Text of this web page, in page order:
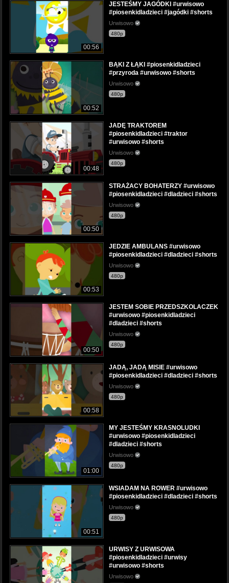
00:56
JESTEŚMY JAGÓDKI #urwisowo
#piosenkidladzieci #jagódki #shorts
Urwisowo
480p
00:52
BĄKI Z ŁĄKI #piosenkidladzieci
#przyroda #urwisowo #shorts
Urwisowo
480p
00:48
JADĘ TRAKTOREM
#piosenkidladzieci #traktor
#urwisowo #shorts
Urwisowo
480p
00:50
STRAŻACY BOHATERZY #urwisowo
#piosenkidladzieci #dladzieci #shorts
Urwisowo
480p
00:53
JEDZIE AMBULANS #urwisowo
#piosenkidladzieci #dladzieci #shorts
Urwisowo
480p
00:50
JESTEM SOBIE PRZEDSZKOLACZEK
#urwisowo #piosenkidladzieci
#dladzieci #shorts
Urwisowo
480p
00:58
JADĄ, JADĄ MISIE #urwisowo
#piosenkidladzieci #dladzieci #shorts
Urwisowo
480p
01:00
MY JESTEŚMY KRASNOLUDKI
#urwisowo #piosenkidladzieci
#dladzieci #shorts
Urwisowo
480p
00:51
WSIADAM NA ROWER #urwisowo
#piosenkidladzieci #dladzieci #shorts
Urwisowo
480p
URWISY Z URWISOWA
#piosenkidladzieci #urwisy
#urwisowo #shorts
Urwisowo